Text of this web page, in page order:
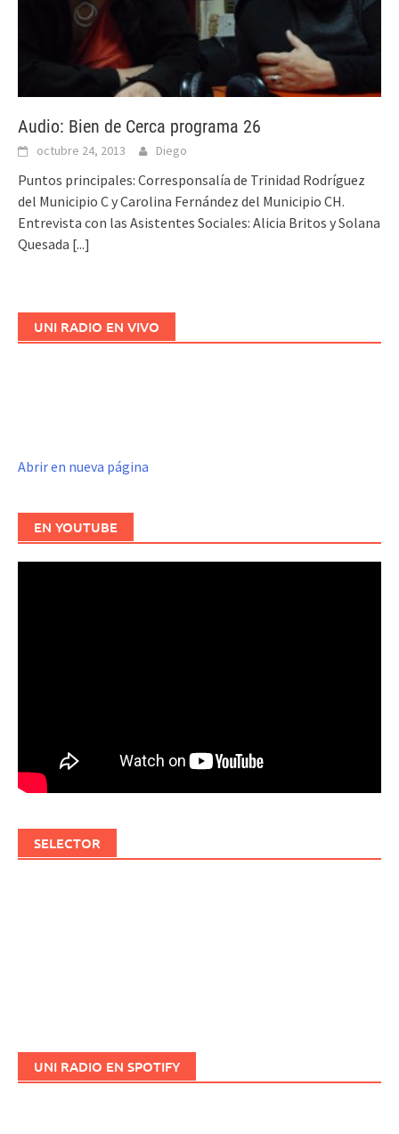
Audio: Bien de Cerca programa 26
octubre 24, 2013 Diego
Puntos principales: Corresponsalía de Trinidad Rodríguez
del Municipio C y Carolina Fernández del Municipio CH.
Entrevista con las Asistentes Sociales: Alicia Britos y Solana
Quesada [...]
UNI RADIO EN VIVO
Abrir en nueva página
EN YOUTUBE
SELECTOR
UNI RADIO EN SPOTIFY